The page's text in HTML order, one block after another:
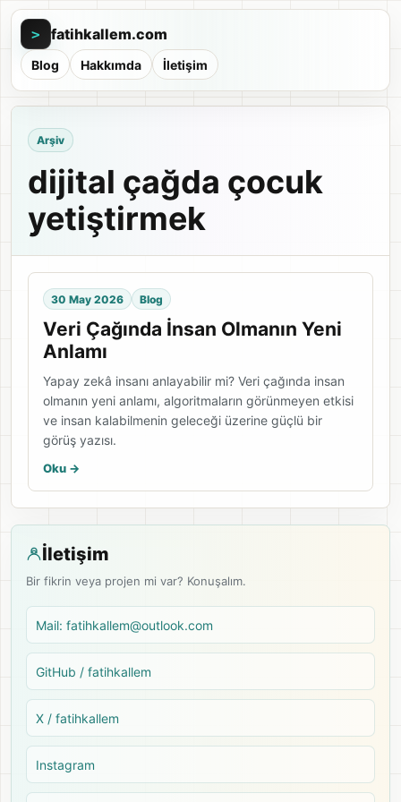
> fatihkallem.com
Blog Hakkımda İletişim
Arşiv
dijital çağda çocuk
yetiştirmek
30 May 2026 Blog
Veri Çağında İnsan Olmanın Yeni
Anlamı
Yapay zekâ insanı anlayabilir mi? Veri çağında insan
olmanın yeni anlamı, algoritmaların görünmeyen etkisi
ve insan kalabilmenin geleceği üzerine güçlü bir
görüş yazısı.
Oku ->
İletişim
Bir fikrin veya projen mi var? Konuşalım.
Mail: fatihkallem@outlook.com
GitHub / fatihkallem
X / fatihkallem
Instagram